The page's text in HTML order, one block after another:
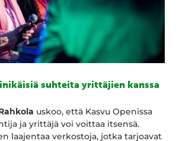
suhteita yrittäjien kanssa
uskoo, että Kasvu Openissa
ja yrittäjä voi voittaa itsensä.
laajentaa verkostoja, jotka tarjoavat